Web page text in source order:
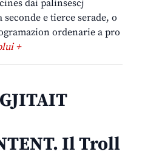
dai palinsescj
e tierce serade, o
ordenarie a pro
+
Il Troll